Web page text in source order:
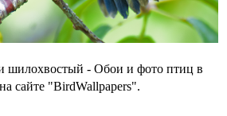
шилохвостый - Обои и фото птиц в
сайте "BirdWallpapers".